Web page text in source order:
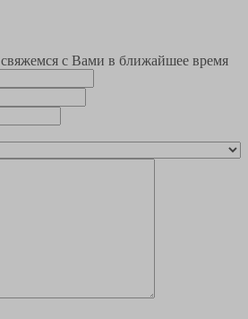
с Вами в ближайшее время